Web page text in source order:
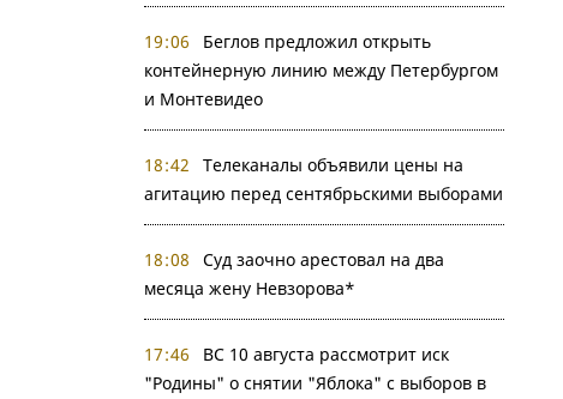
19:06
Беглов предложил открыть
контейнерную линию между Петербургом
и Монтевидео
18:42
Телеканалы объявили цены на
агитацию перед сентябрьскими выборами
18:08
Суд заочно арестовал на два
месяца жену Невзорова*
17:46
ВС 10 августа рассмотрит иск
"Родины" о снятии "Яблока" с выборов в